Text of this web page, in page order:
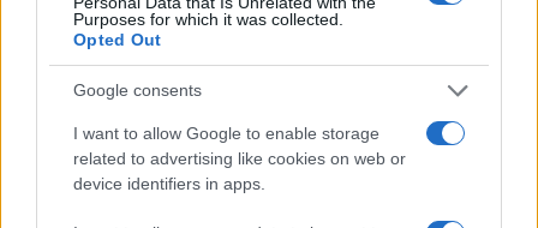
Purposes for which it was collected.
Opted Out
Google consents
I want to allow Google to enable storage
related to advertising like cookies on web or
device identifiers in apps.
Speed Friending in English: l’evento per fare amicizie
genuine a Verona
Cristian Castiglioni · 7 Ago 2026